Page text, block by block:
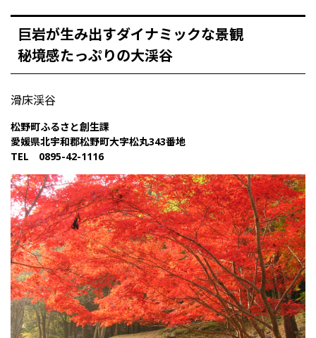
巨岩が生み出すダイナミックな景観
秘境感たっぷりの大渓谷
滑床渓谷
松野町ふるさと創生課
愛媛県北宇和郡松野町大字松丸343番地
TEL 0895-42-1116